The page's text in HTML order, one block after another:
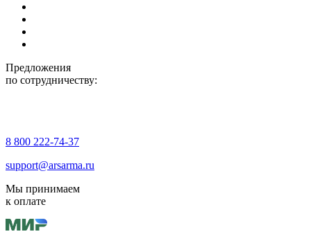
Предложения
по сотрудничеству:
8 800 222-74-37
support@arsarma.ru
Мы принимаем
к оплате